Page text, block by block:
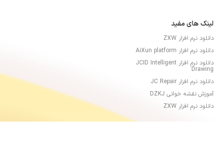
لینک های مفید
دانلود نرم افزار ZXW
دانلود نرم افزار AiXun platform
دانلود نرم افزار JCID Intelligent
Drawing
دانلود نرم افزار JC Repair
آموزش نقشه خوانی DZKJ
دانلود نرم افزار ZXW